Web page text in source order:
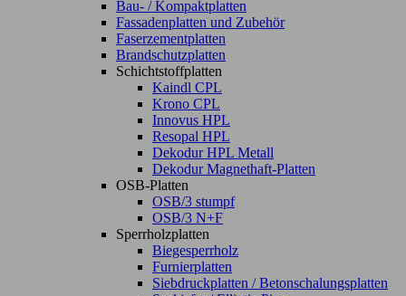
Bau- / Kompaktplatten
Fassadenplatten und Zubehör
Faserzementplatten
Brandschutzplatten
Schichtstoffplatten
Kaindl CPL
Krono CPL
Innovus HPL
Resopal HPL
Dekodur HPL Metall
Dekodur Magnethaft-Platten
OSB-Platten
OSB/3 stumpf
OSB/3 N+F
Sperrholzplatten
Biegesperrholz
Furnierplatten
Siebdruckplatten / Betonschalungsplatten